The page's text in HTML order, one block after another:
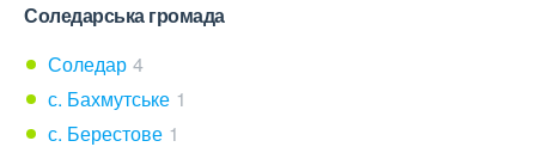
Соледарська громада
Соледар 4
с. Бахмутське 1
с. Берестове 1